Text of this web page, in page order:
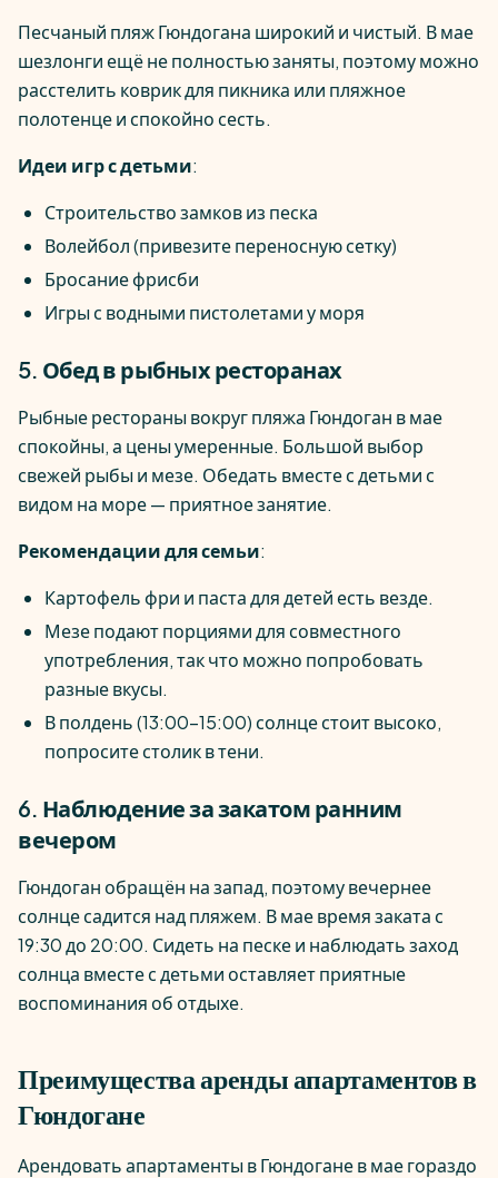
Песчаный пляж Гюндогана широкий и чистый. В мае
шезлонги ещё не полностью заняты, поэтому можно
расстелить коврик для пикника или пляжное
полотенце и спокойно сесть.
Идеи игр с детьми:
Строительство замков из песка
Волейбол (привезите переносную сетку)
Бросание фрисби
Игры с водными пистолетами у моря
5. Обед в рыбных ресторанах
Рыбные рестораны вокруг пляжа Гюндоган в мае
спокойны, а цены умеренные. Большой выбор
свежей рыбы и мезе. Обедать вместе с детьми с
видом на море — приятное занятие.
Рекомендации для семьи:
Картофель фри и паста для детей есть везде.
Мезе подают порциями для совместного
употребления, так что можно попробовать
разные вкусы.
В полдень (13:00–15:00) солнце стоит высоко,
попросите столик в тени.
6. Наблюдение за закатом ранним
вечером
Гюндоган обращён на запад, поэтому вечернее
солнце садится над пляжем. В мае время заката с
19:30 до 20:00. Сидеть на песке и наблюдать заход
солнца вместе с детьми оставляет приятные
воспоминания об отдыхе.
Преимущества аренды апартаментов в
Гюндогане
Арендовать апартаменты в Гюндогане в мае гораздо